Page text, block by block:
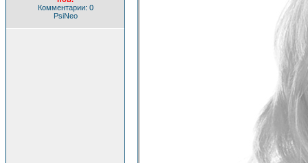
Комментарии: 0
PsiNeo